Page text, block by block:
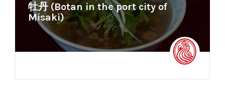
牡丹 (Botan in the port city of
Misaki)